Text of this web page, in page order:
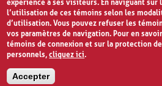
expérience à ses visiteurs. En naviguant sur
l’utilisation de ces témoins selon les
d’utilisation. Vous pouvez refuser les
vos paramètres de navigation. Pour en
témoins de connexion et sur la protection
personnels,cliquez ici.
Accepter